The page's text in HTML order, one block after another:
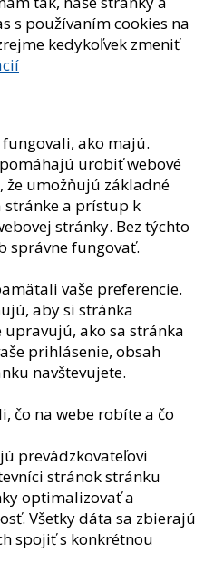
s používaním cookies na
kedykoľvek zmeniť
ako majú.
urobiť webové
umožňujú základné
stránke a prístup k
stránky. Bez týchto
správne fungovať.
vaše preferencie.
aby si stránka
ako sa stránka
prihlásenie, obsah
navštevujete.
čo na webe robíte a čo
prevádzkovateľovi
stránok stránku
optimalizovať a
Všetky dáta sa zbierajú
spojiť s konkrétnou